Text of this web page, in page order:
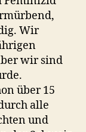
Wir
wir sind
über 15
alle
und